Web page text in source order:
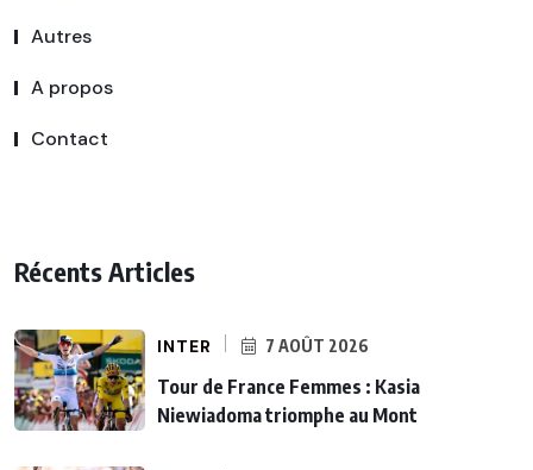
Autres
A propos
Contact
Récents Articles
INTER 7 AOÛT 2026
Tour de France Femmes : Kasia
Niewiadoma triomphe au Mont